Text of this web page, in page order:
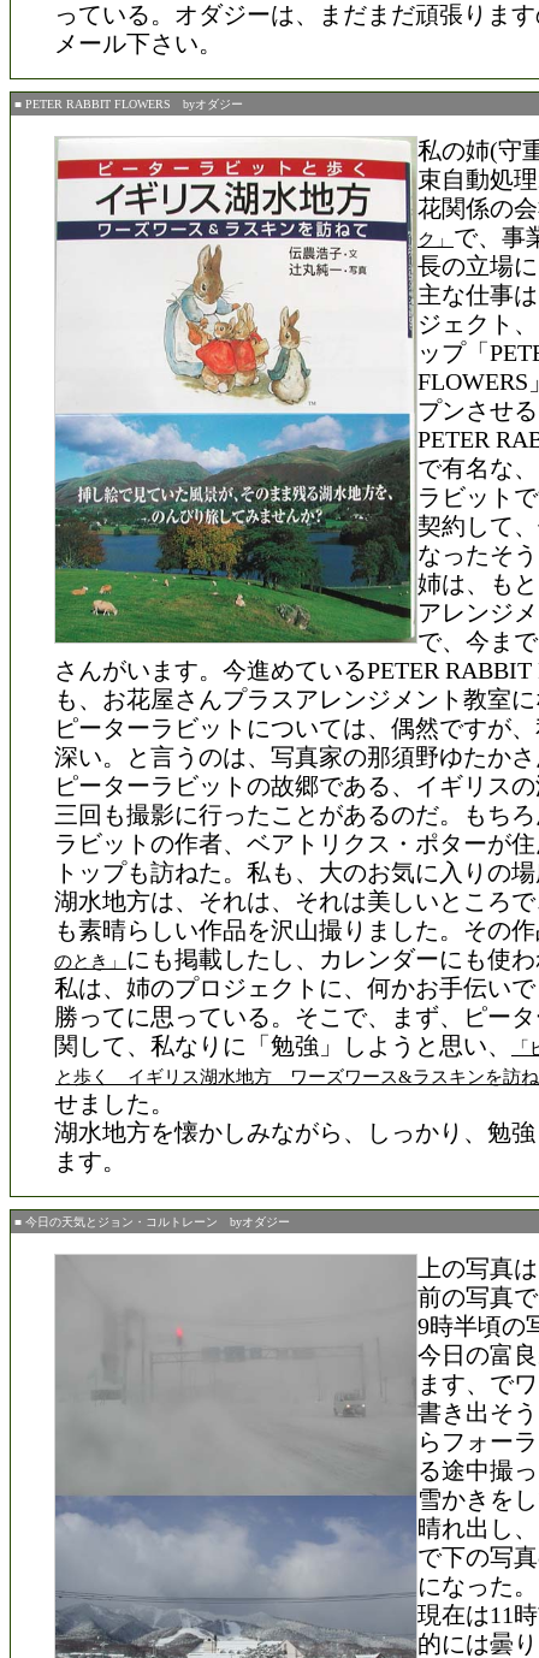
っている。オダジーは、まだまだ頑張りま
メール下さい。
■ PETER RABBIT FLOWERS byオダジー
私の姉(守
束自動処
花関係の
ク」 で、事
長の立場
主な仕事
ジェクト
ップ「
プンさせ
PETER
で有名な
ラビット
契約して
なったそ
姉は、も
アレンジ
で、今ま
さんがいます。今進めているPETER RABBIT
も、お花屋さんプラスアレンジメント教室
ピーターラビットについては、偶然ですが
深い。と言うのは、写真家の那須野ゆたか
ピーターラビットの故郷である、イギリス
三回も撮影に行ったことがあるのだ。もち
ラビットの作者、ベアトリクス・ポターが
トップも訪ねた。私も、大のお気に入りの
湖水地方は、それは、それは美しいところ
も素晴らしい作品を沢山撮りました。その
のとき」
にも掲載したし、カレンダーにも使
私は、姉のプロジェクトに、何かお手伝い
勝ってに思っている。そこで、まず、ピー
関して、私なりに「勉強」しようと思い、
と歩く イギリス湖水地方 ワーズワース&ラスキンを訪
せました。
湖水地方を懐かしみながら、しっかり、勉
ます。
■ 今日の天気とジョン・コルトレーン byオダジー
上の写真
前の写真
9時半頃の
今日の富
ます、で
書き出そ
らフォー
る途中撮
雪かきを
晴れ出し
で下の写
になった。
現在は11
的には曇